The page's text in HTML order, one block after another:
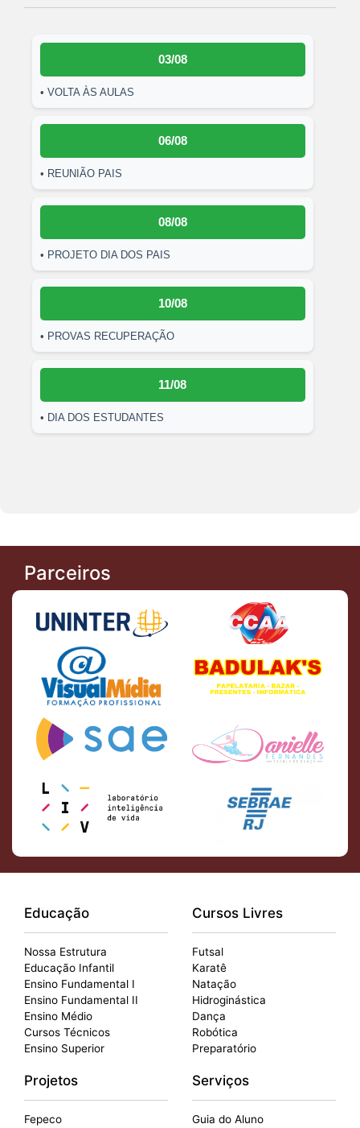
03/08
• VOLTA ÀS AULAS
06/08
• REUNIÃO PAIS
08/08
• PROJETO DIA DOS PAIS
10/08
• PROVAS RECUPERAÇÃO
11/08
• DIA DOS ESTUDANTES
Parceiros
Educação
Nossa Estrutura
Educação Infantil
Ensino Fundamental I
Ensino Fundamental II
Ensino Médio
Cursos Técnicos
Ensino Superior
Cursos Livres
Futsal
Karatê
Natação
Hidroginástica
Dança
Robótica
Preparatório
Projetos
Fepeco
Serviços
Guia do Aluno